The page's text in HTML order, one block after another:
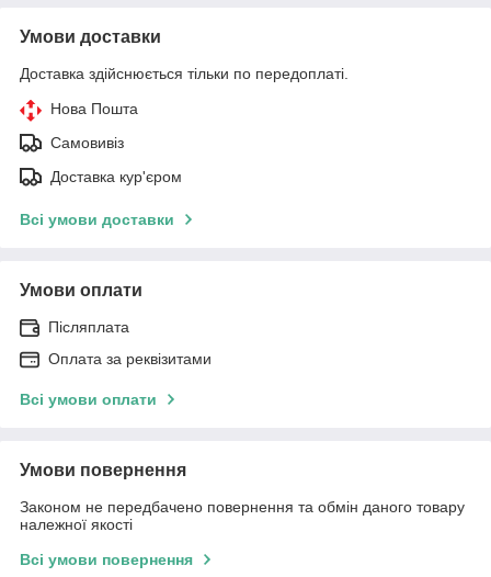
Умови доставки
Доставка здійснюється тільки по передоплаті.
Нова Пошта
Самовивіз
Доставка кур'єром
Всі умови доставки
Умови оплати
Післяплата
Оплата за реквізитами
Всі умови оплати
Умови повернення
Законом не передбачено повернення та обмін даного товару
належної якості
Всі умови повернення